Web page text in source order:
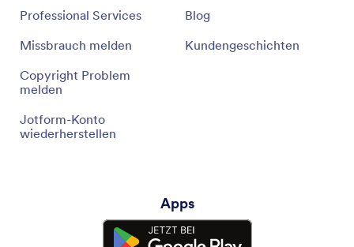
Professional Services
Missbrauch melden
Copyright Problem
melden
Jotform-Konto
wiederherstellen
Blog
Kundengeschichten
Apps